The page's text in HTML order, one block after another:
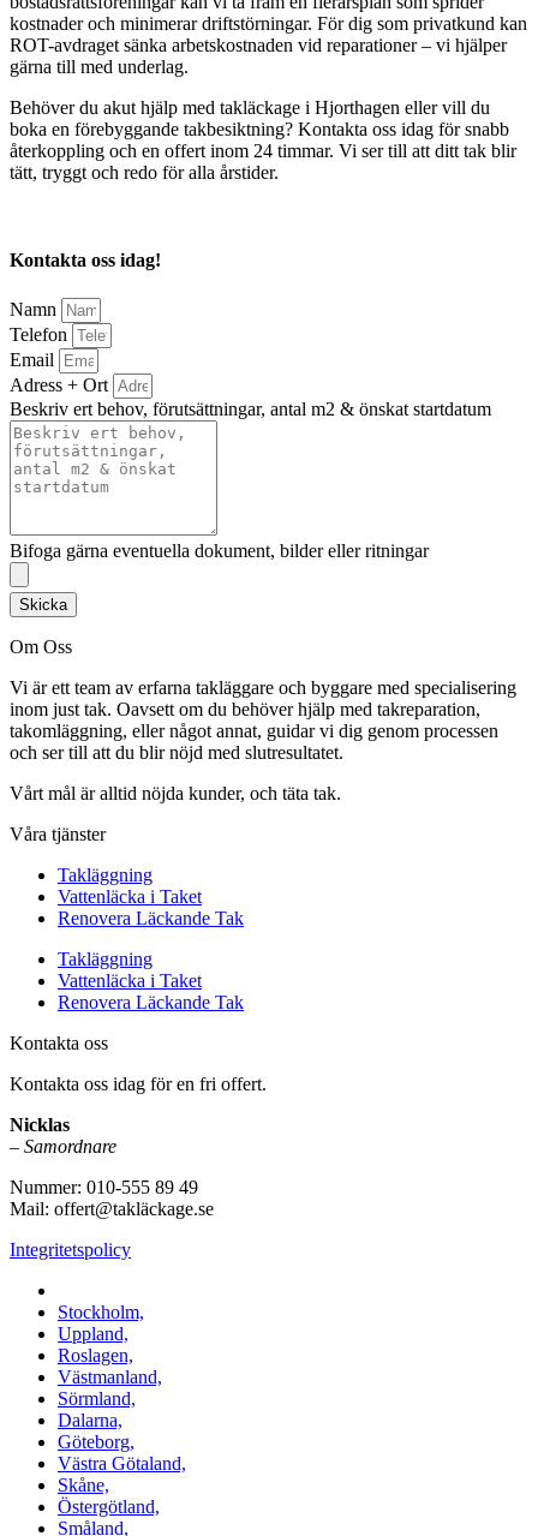
kostnader och minimerar driftstörningar. För dig som privatkund kan
ROT-avdraget sänka arbetskostnaden vid reparationer – vi hjälper
gärna till med underlag.
Behöver du akut hjälp med takläckage i Hjorthagen eller vill du
boka en förebyggande takbesiktning? Kontakta oss idag för snabb
återkoppling och en offert inom 24 timmar. Vi ser till att ditt tak blir
tätt, tryggt och redo för alla årstider.
Kontakta oss idag!
Namn
Telefon
Email
Adress + Ort
Beskriv ert behov, förutsättningar, antal m2 & önskat startdatum
Bifoga gärna eventuella dokument, bilder eller ritningar
Skicka
Om Oss
Vi är ett team av erfarna takläggare och byggare med specialisering
inom just tak. Oavsett om du behöver hjälp med takreparation,
takomläggning, eller något annat, guidar vi dig genom processen
och ser till att du blir nöjd med slutresultatet.
Vårt mål är alltid nöjda kunder, och täta tak.
Våra tjänster
Takläggning
Vattenläcka i Taket
Renovera Läckande Tak
Takläggning
Vattenläcka i Taket
Renovera Läckande Tak
Kontakta oss
Kontakta oss idag för en fri offert.
Nicklas
– Samordnare
Nummer: 010-555 89 49
Mail: offert@takläckage.se
Integritetspolicy
Stockholm,
Uppland,
Roslagen,
Västmanland,
Sörmland,
Dalarna,
Göteborg,
Västra Götaland,
Skåne,
Östergötland,
Småland,